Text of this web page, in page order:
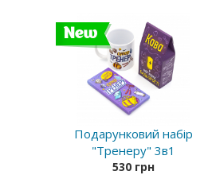
New
Подарунковий набір
"Тренеру" 3в1
530 грн